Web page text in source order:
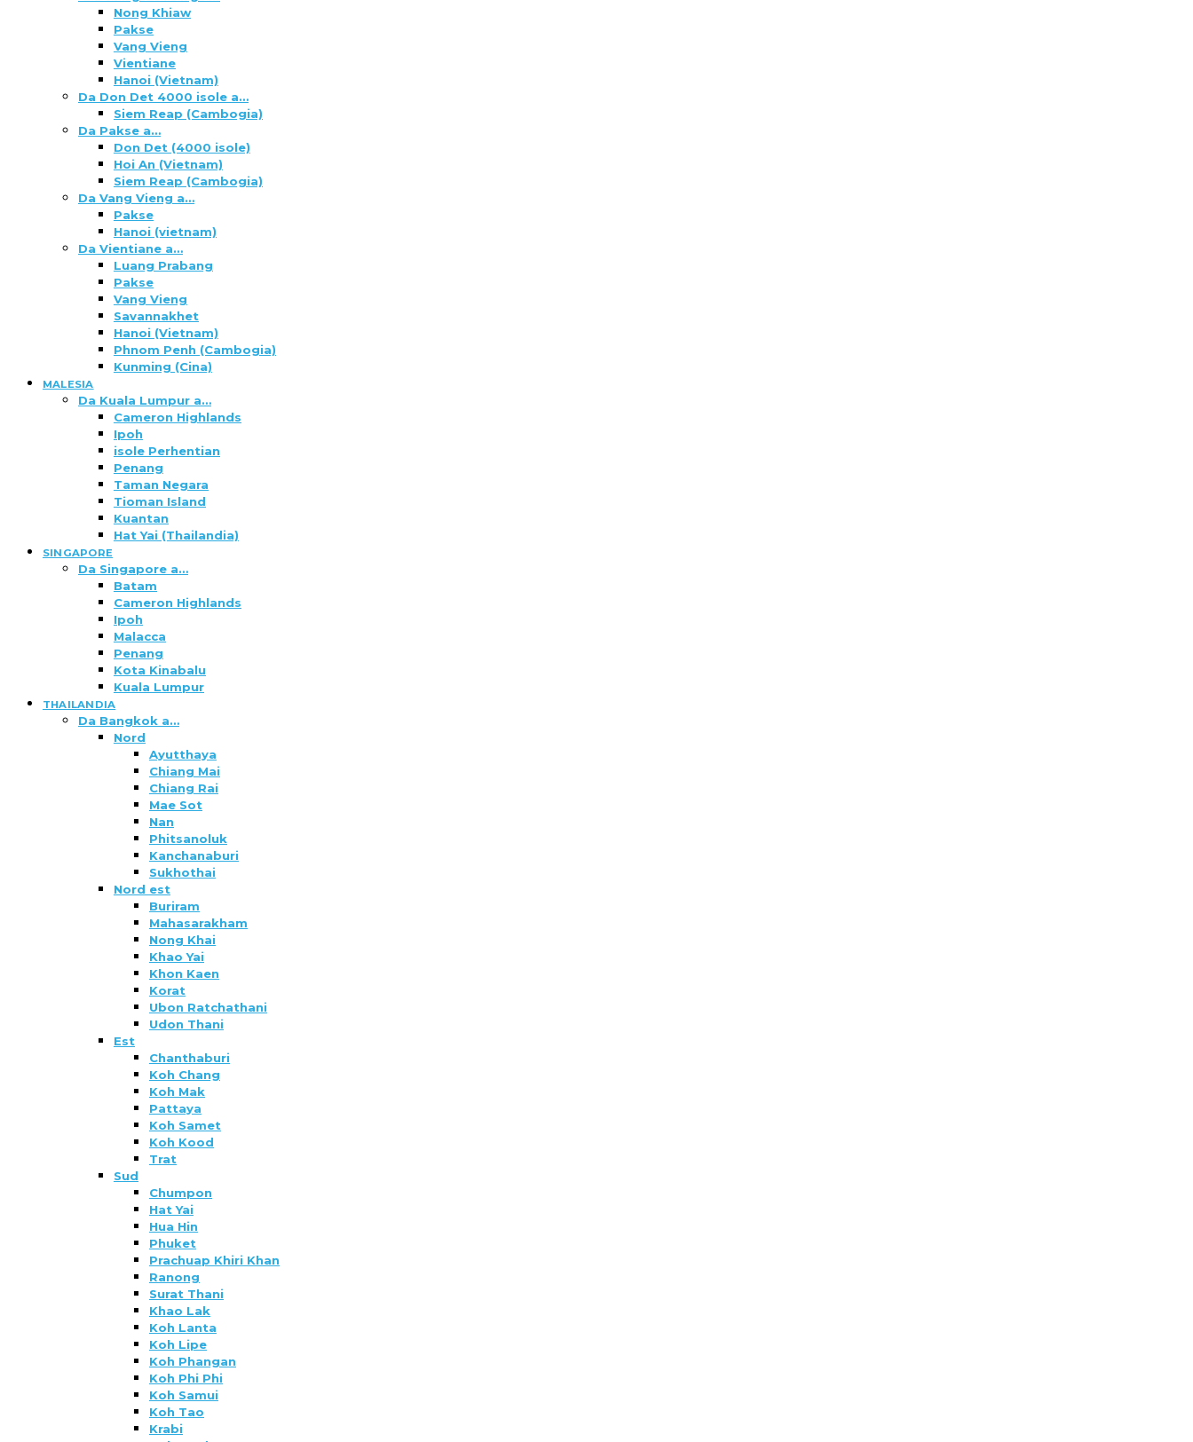
Nong Khiaw
Pakse
Vang Vieng
Vientiane
Hanoi (Vietnam)
Da Don Det 4000 isole a…
Siem Reap (Cambogia)
Da Pakse a…
Don Det (4000 isole)
Hoi An (Vietnam)
Siem Reap (Cambogia)
Da Vang Vieng a…
Pakse
Hanoi (vietnam)
Da Vientiane a…
Luang Prabang
Pakse
Vang Vieng
Savannakhet
Hanoi (Vietnam)
Phnom Penh (Cambogia)
Kunming (Cina)
MALESIA
Da Kuala Lumpur a…
Cameron Highlands
Ipoh
isole Perhentian
Penang
Taman Negara
Tioman Island
Kuantan
Hat Yai (Thailandia)
SINGAPORE
Da Singapore a…
Batam
Cameron Highlands
Ipoh
Malacca
Penang
Kota Kinabalu
Kuala Lumpur
THAILANDIA
Da Bangkok a…
Nord
Ayutthaya
Chiang Mai
Chiang Rai
Mae Sot
Nan
Phitsanoluk
Kanchanaburi
Sukhothai
Nord est
Buriram
Mahasarakham
Nong Khai
Khao Yai
Khon Kaen
Korat
Ubon Ratchathani
Udon Thani
Est
Chanthaburi
Koh Chang
Koh Mak
Pattaya
Koh Samet
Koh Kood
Trat
Sud
Chumpon
Hat Yai
Hua Hin
Phuket
Prachuap Khiri Khan
Ranong
Surat Thani
Khao Lak
Koh Lanta
Koh Lipe
Koh Phangan
Koh Phi Phi
Koh Samui
Koh Tao
Krabi